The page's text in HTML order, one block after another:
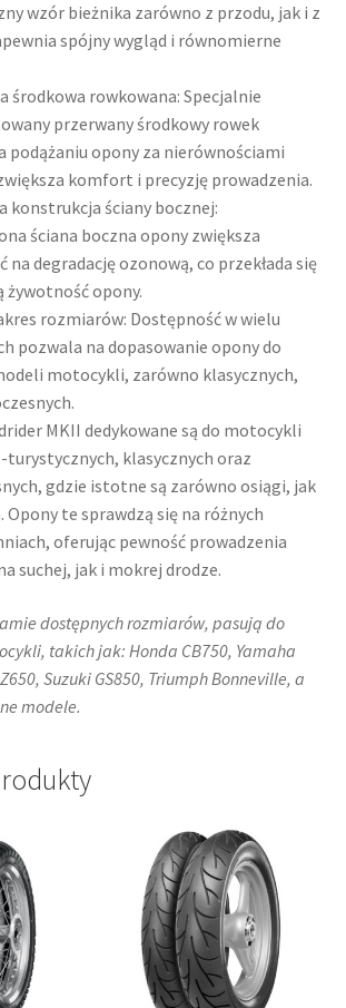
wzór bieżnika zarówno z przodu, jak i z
spójny wygląd i równomierne
środkowa rowkowana: Specjalnie
przerwany środkowy rowek
podążaniu opony za nierównościami
komfort i precyzję prowadzenia.
konstrukcja ściany bocznej:
ściana boczna opony zwiększa
na degradację ozonową, co przekłada się
żywotność opony.
rozmiarów: Dostępność w wielu
pozwala na dopasowanie opony do
motocykli, zarówno klasycznych,
MKII dedykowane są do motocykli
klasycznych oraz
gdzie istotne są zarówno osiągi, jak
Opony te sprawdzą się na różnych
oferując pewność prowadzenia
suchej, jak i mokrej drodze.
dostępnych rozmiarów, pasują do
takich jak:​ Honda CB750, Yamaha
Suzuki GS850, Triumph Bonneville, a
modele.